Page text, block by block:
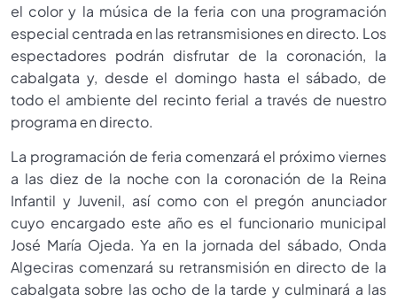
el color y la música de la feria con una programación
especial centrada en las retransmisiones en directo. Los
espectadores podrán disfrutar de la coronación, la
cabalgata y, desde el domingo hasta el sábado, de
todo el ambiente del recinto ferial a través de nuestro
programa en directo.
La programación de feria comenzará el próximo viernes
a las diez de la noche con la coronación de la Reina
Infantil y Juvenil, así como con el pregón anunciador
cuyo encargado este año es el funcionario municipal
José María Ojeda. Ya en la jornada del sábado, Onda
Algeciras comenzará su retransmisión en directo de la
cabalgata sobre las ocho de la tarde y culminará a las